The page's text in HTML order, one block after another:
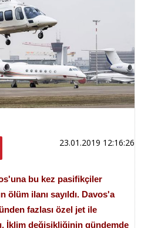
23.01.2019 12:16:26
bu kez pasifikçiler
ilanı sayıldı. Davos'a
fazlası özel jet ile
İklim değişikliğinin gündemde